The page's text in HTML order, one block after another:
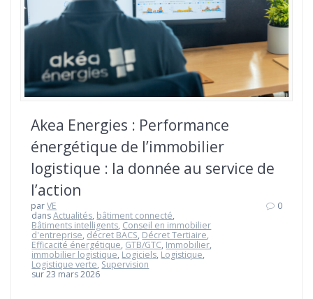
Akea Energies : Performance
énergétique de l’immobilier
logistique : la donnée au service de
l’action
parVE
dansActualités, bâtiment connecté,
Bâtiments intelligents, Conseil en immobilier
d'entreprise, décret BACS, Décret Tertiaire,
Efficacité énergétique, GTB/GTC, Immobilier,
immobilier logistique, Logiciels, Logistique,
Logistique verte, Supervision
sur 23 mars 2026
0